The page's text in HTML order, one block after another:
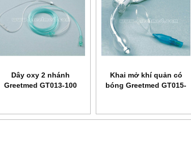
Dây oxy 2 nhánh
Greetmed GT013-100
Khai mở khí quản có
bóng Greetmed GT015-